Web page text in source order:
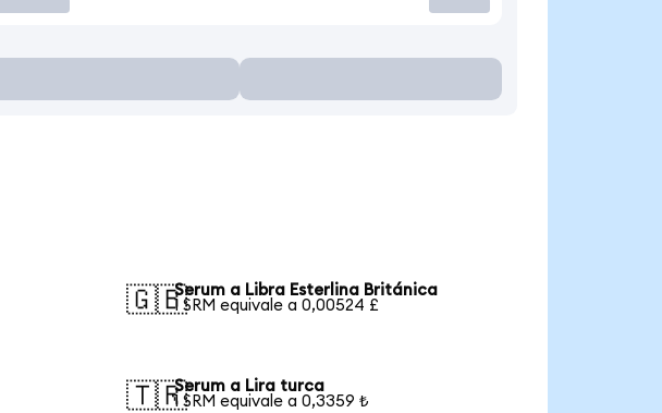
🇬🇧Serum a Libra Esterlina Británica
1 SRM equivale a 0,00524 £
🇹🇷Serum a Lira turca
1 SRM equivale a 0,3359 ₺